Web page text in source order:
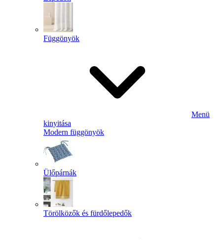
Függönyök
Menü
kinyitása
Modern függönyök
Ülőpárnák
Törölközők és fürdőlepedők